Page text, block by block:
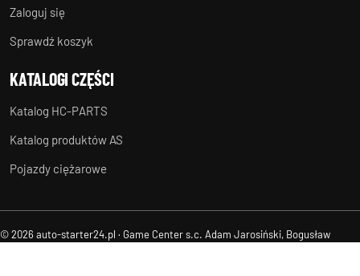
Zaloguj się
Sprawdź koszyk
KATALOGI CZĘŚCI
Katalog HC-PARTS
Katalog produktów AS
Pojazdy ciężarowe
© 2026 auto-starter24.pl · Game Center s.c. Adam Jarosiński, Bogusław